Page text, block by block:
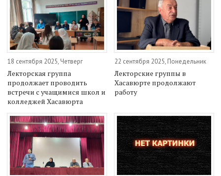
18 сентября 2025, Четверг
Лекторская группа
продолжает проводить
встречи с учащимися школ и
колледжей Хасавюрта
22 сентября 2025, Понедельник
Лекторские группы в
Хасавюрте продолжают
работу